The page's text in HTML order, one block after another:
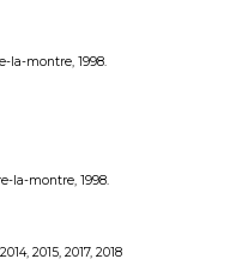
la-montre, 1998.
la-montre, 1998.
2015, 2017, 2018